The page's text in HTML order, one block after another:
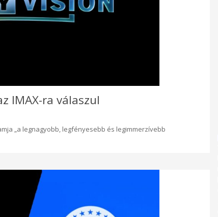
IMAX-ra válaszul
„a legnagyobb, legfényesebb és legimmerzívebb